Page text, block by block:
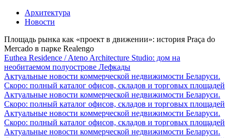
Архитектура
Новости
Площадь рынка как «проект в движении»: история Praça do
Mercado в парке Realengo
Euthea Residence / Ateno Architecture Studio: дом на
необитаемом полуострове Лефкады
Актуальные новости коммерческой недвижимости Беларуси.
Скоро: полный каталог офисов, складов и торговых площадей
Актуальные новости коммерческой недвижимости Беларуси.
Скоро: полный каталог офисов, складов и торговых площадей
Актуальные новости коммерческой недвижимости Беларуси.
Скоро: полный каталог офисов, складов и торговых площадей
Актуальные новости коммерческой недвижимости Беларуси.